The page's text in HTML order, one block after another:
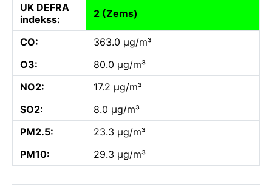
UK DEFRA
indekss:
2 (Zems)
CO:
363.0 µg/m³
O3:
80.0 µg/m³
NO2:
17.2 µg/m³
SO2:
8.0 µg/m³
PM2.5:
23.3 µg/m³
PM10:
29.3 µg/m³